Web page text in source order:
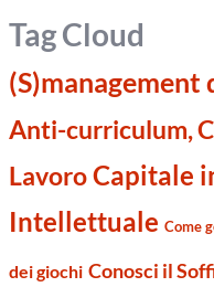
Tag Cloud
(S)management
Anti-curriculum,
LavoroCapitale
Intellettuale Come
dei giochi Conosci il